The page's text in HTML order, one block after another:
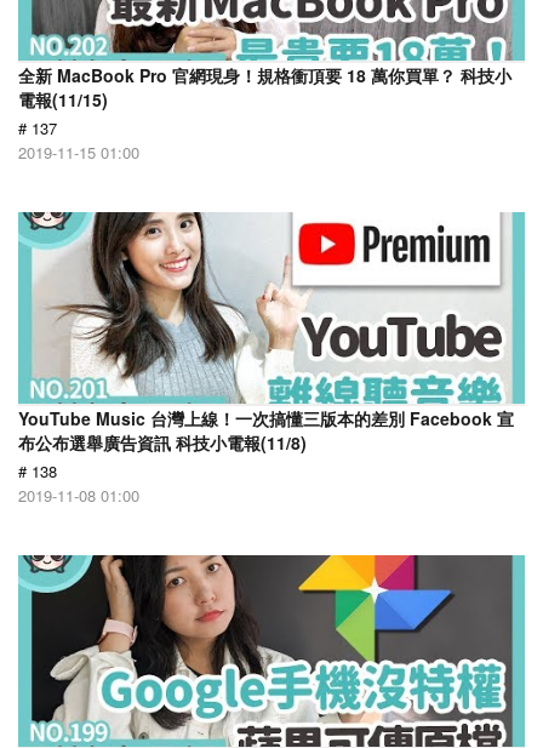
全新 MacBook Pro 官網現身！規格衝頂要 18 萬你買單？ 科技小
電報(11/15)
# 137
2019-11-15 01:00
YouTube Music 台灣上線！一次搞懂三版本的差別 Facebook 宣
布公布選舉廣告資訊 科技小電報(11/8)
# 138
2019-11-08 01:00